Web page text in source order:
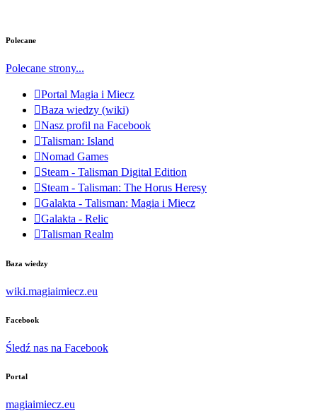
Polecane
Polecane strony...
Portal Magia i Miecz
Baza wiedzy (wiki)
Nasz profil na Facebook
Talisman: Island
Nomad Games
Steam - Talisman Digital Edition
Steam - Talisman: The Horus Heresy
Galakta - Talisman: Magia i Miecz
Galakta - Relic
Talisman Realm
Baza wiedzy
wiki.magiaimiecz.eu
Facebook
Śledź nas na Facebook
Portal
magiaimiecz.eu